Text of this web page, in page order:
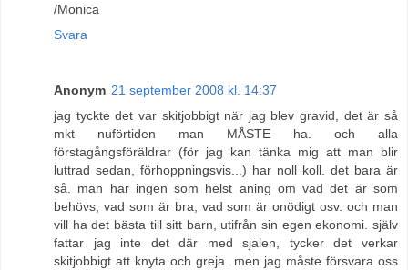
/Monica
Svara
Anonym 21 september 2008 kl. 14:37
jag tyckte det var skitjobbigt när jag blev gravid, det är så
mkt nuförtiden man MÅSTE ha. och alla
förstagångsföräldrar (för jag kan tänka mig att man blir
luttrad sedan, förhoppningsvis...) har noll koll. det bara är
så. man har ingen som helst aning om vad det är som
behövs, vad som är bra, vad som är onödigt osv. och man
vill ha det bästa till sitt barn, utifrån sin egen ekonomi. själv
fattar jag inte det där med sjalen, tycker det verkar
skitjobbigt att knyta och greja. men jag måste försvara oss